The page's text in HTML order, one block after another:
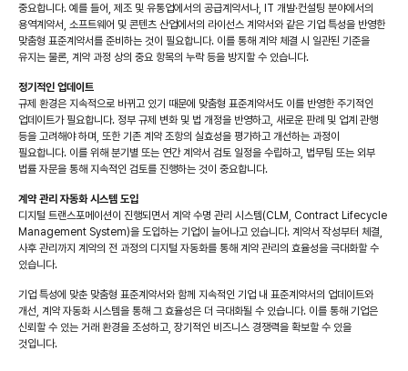
중요합니다. 예를 들어, 제조 및 유통업에서의 공급계약서나, IT 개발·컨설팅 분야에서의
용역계약서, 소프트웨어 및 콘텐츠 산업에서의 라이선스 계약서와 같은 기업 특성을 반영한
맞춤형 표준계약서를 준비하는 것이 필요합니다. 이를 통해 계약 체결 시 일관된 기준을
유지는 물론, 계약 과정 상의 중요 항목의 누락 등을 방지할 수 있습니다.
정기적인 업데이트
규제 환경은 지속적으로 바뀌고 있기 때문에 맞춤형 표준계약서도 이를 반영한 주기적인
업데이트가 필요합니다. 정부 규제 변화 및 법 개정을 반영하고, 새로운 판례 및 업계 관행
등을 고려해야 하며, 또한 기존 계약 조항의 실효성을 평가하고 개선하는 과정이
필요합니다. 이를 위해 분기별 또는 연간 계약서 검토 일정을 수립하고, 법무팀 또는 외부
법률 자문을 통해 지속적인 검토를 진행하는 것이 중요합니다.
계약 관리 자동화 시스템 도입
디지털 트랜스포메이션이 진행되면서 계약 수명 관리 시스템(CLM, Contract Lifecycle
Management System)을 도입하는 기업이 늘어나고 있습니다. 계약서 작성부터 체결,
사후 관리까지 계약의 전 과정의 디지털 자동화를 통해 계약 관리의 효율성을 극대화할 수
있습니다.
기업 특성에 맞춘 맞춤형 표준계약서와 함께 지속적인 기업 내 표준계약서의 업데이트와
개선, 계약 자동화 시스템을 통해 그 효율성은 더 극대화될 수 있습니다. 이를 통해 기업은
신뢰할 수 있는 거래 환경을 조성하고, 장기적인 비즈니스 경쟁력을 확보할 수 있을
것입니다.